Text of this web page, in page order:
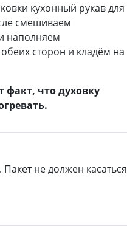
кухонный рукав для
смешиваем
наполняем
сторон и кладём на
факт, что духовку
не должен касаться